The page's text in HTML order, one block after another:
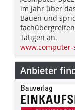
im Jahr über
Bauen und
Tätigen an.
Anbieter